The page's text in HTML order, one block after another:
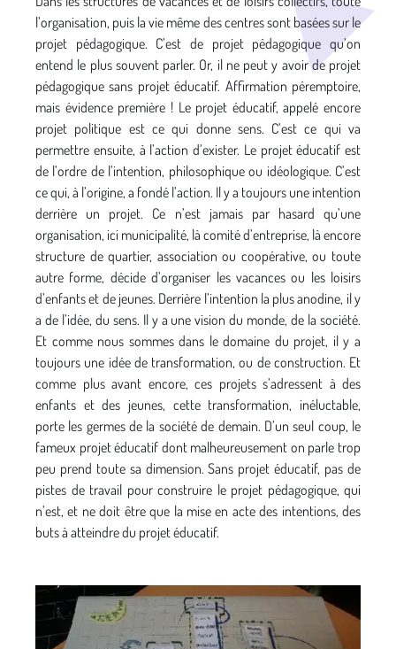
l’organisation, puis la vie même des centres sont basées sur le
projet pédagogique. C’est de projet pédagogique qu’on
entend le plus souvent parler. Or, il ne peut y avoir de projet
pédagogique sans projet éducatif. Affirmation péremptoire,
mais évidence première ! Le projet éducatif, appelé encore
projet politique est ce qui donne sens. C’est ce qui va
permettre ensuite, à l’action d’exister. Le projet éducatif est
de l’ordre de l’intention, philosophique ou idéologique. C’est
ce qui, à l’origine, a fondé l’action. Il y a toujours une intention
derrière un projet. Ce n’est jamais par hasard qu’une
organisation, ici municipalité, là comité d’entreprise, là encore
structure de quartier, association ou coopérative, ou toute
autre forme, décide d’organiser les vacances ou les loisirs
d’enfants et de jeunes. Derrière l’intention la plus anodine, il y
a de l’idée, du sens. Il y a une vision du monde, de la société.
Et comme nous sommes dans le domaine du projet, il y a
toujours une idée de transformation, ou de construction. Et
comme plus avant encore, ces projets s’adressent à des
enfants et des jeunes, cette transformation, inéluctable,
porte les germes de la société de demain. D’un seul coup, le
fameux projet éducatif dont malheureusement on parle trop
peu prend toute sa dimension. Sans projet éducatif, pas de
pistes de travail pour construire le projet pédagogique, qui
n’est, et ne doit être que la mise en acte des intentions, des
buts à atteindre du projet éducatif. ­